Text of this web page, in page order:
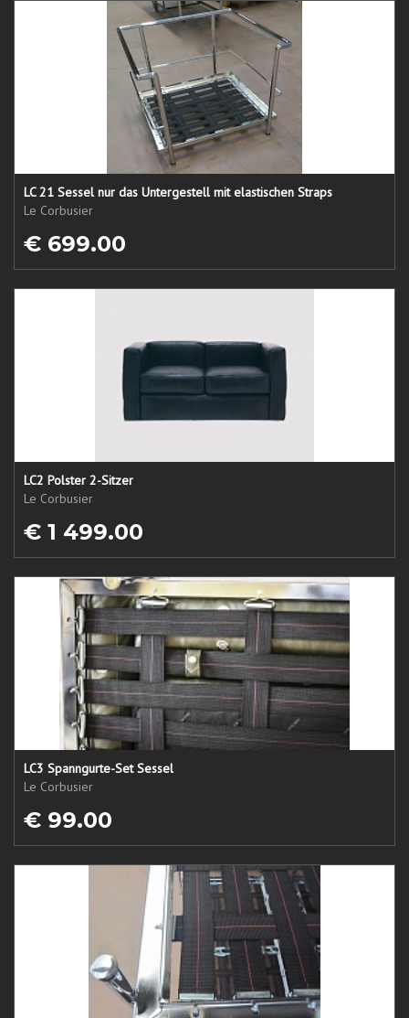
LC 21 Sessel nur das Untergestell mit elastischen Straps
Le Corbusier
€ 699.00
LC2 Polster 2-Sitzer
Le Corbusier
€ 1 499.00
LC3 Spanngurte-Set Sessel
Le Corbusier
€ 99.00